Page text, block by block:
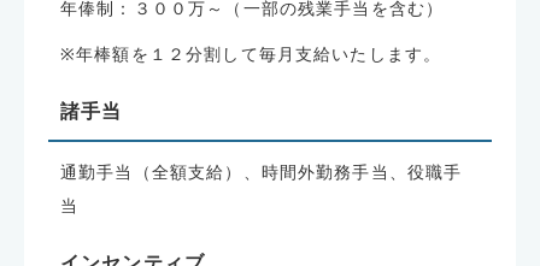
年俸制：３００万～（一部の残業手当を含む）
※年棒額を１２分割して毎月支給いたします。
諸手当
通勤手当（全額支給）、時間外勤務手当、役職手
当